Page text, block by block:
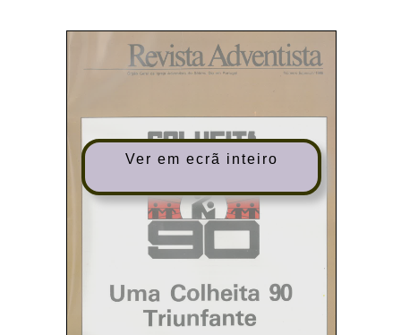
Ver em ecrã inteiro